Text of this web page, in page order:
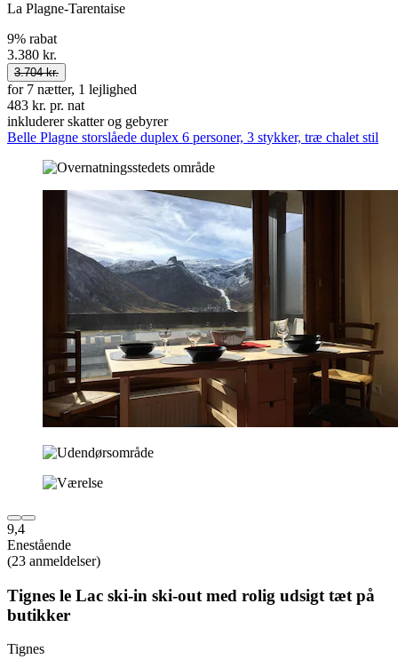
La Plagne-Tarentaise
9% rabat
3.380 kr.
3.704 kr.
for 7 nætter, 1 lejlighed
483 kr. pr. nat
inkluderer skatter og gebyrer
Belle Plagne storslåede duplex 6 personer, 3 stykker, træ chalet stil
9,4
Enestående
(23 anmeldelser)
Tignes le Lac ski-in ski-out med rolig udsigt tæt på
butikker
Tignes